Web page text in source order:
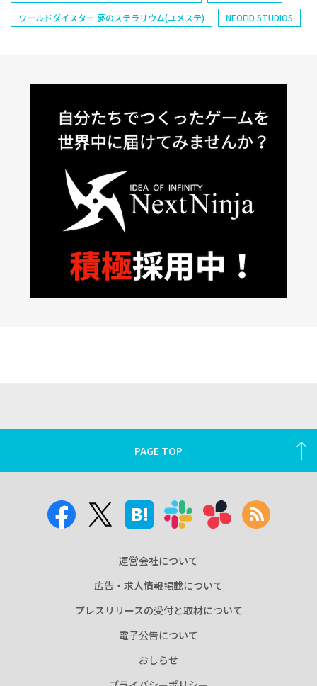
ワールドダイスター 夢のステラリウム(ユメステ)
NEOFID STUDIOS
PAGE TOP
運営会社について
広告・求人情報掲載について
プレスリリースの受付と取材について
電子公告について
おしらせ